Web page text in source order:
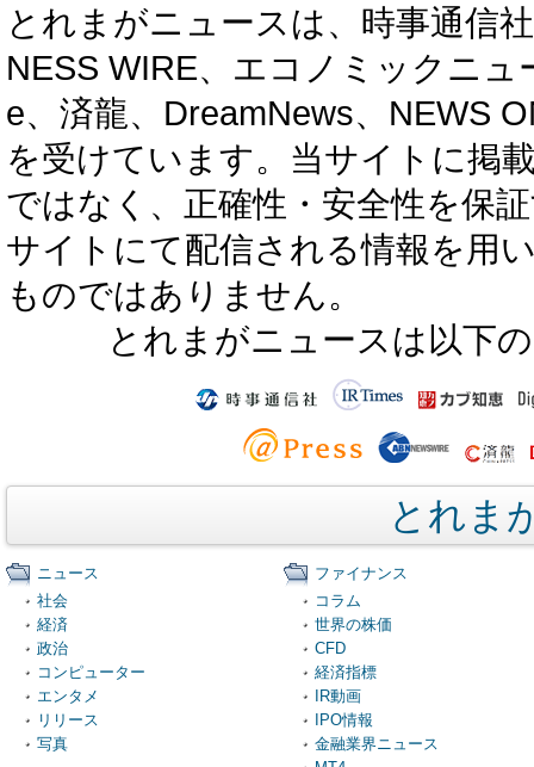
とれまがニュースは、時事通信
NESS WIRE、エコノミックニ
e、済龍、DreamNews、NEWS
を受けています。当サイトに掲
ではなく、正確性・安全性を保
サイトにて配信される情報を用
ものではありません。
とれまがニュースは以下
とれま
ニュース
社会
経済
政治
コンピューター
エンタメ
リリース
写真
ファイナンス
コラム
世界の株価
CFD
経済指標
IR動画
IPO情報
金融業界ニュース